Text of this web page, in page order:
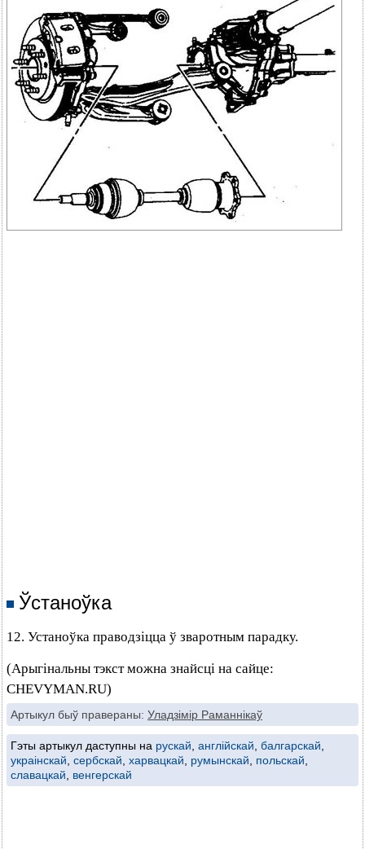
Ўстаноўка
12. Устаноўка праводзіцца ў зваротным парадку.
(Арыгінальны тэкст можна знайсці на сайце:
CHEVYMAN.RU)
Артыкул быў правераны: Уладзімір Раманнікаў
Гэты артыкул даступны на рускай англійскай балгарскай
украінскай сербскай харвацкай румынскай польскай
славацкай
венгерскай